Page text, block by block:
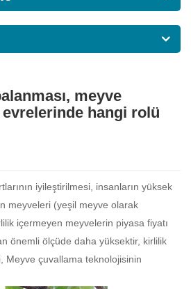
meyve
hangi rolü
iyileştirilmesi, insanların yüksek
meyveleri (yeşil meyve olarak
içermeyen meyvelerin piyasa fiyatı
önemli ölçüde daha yüksektir, kirlilik
Meyve çuvallama teknolojisinin